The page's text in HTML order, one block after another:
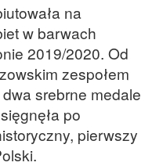
na
w barwach
2019/2020. Od
zespołem
srebrne medale
po
pierwszy